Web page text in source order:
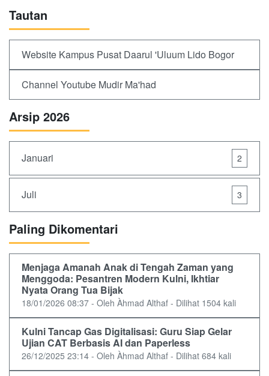
Tautan
Website Kampus Pusat Daarul 'Uluum Lido Bogor
Channel Youtube Mudir Ma'had
Arsip 2026
Januari 2
Juli 3
Paling Dikomentari
Menjaga Amanah Anak di Tengah Zaman yang
Menggoda: Pesantren Modern Kulni, Ikhtiar
Nyata Orang Tua Bijak
18/01/2026 08:37 - Oleh Àhmad Althaf - Dilihat 1504 kali
Kulni Tancap Gas Digitalisasi: Guru Siap Gelar
Ujian CAT Berbasis AI dan Paperless
26/12/2025 23:14 - Oleh Àhmad Althaf - Dilihat 684 kali